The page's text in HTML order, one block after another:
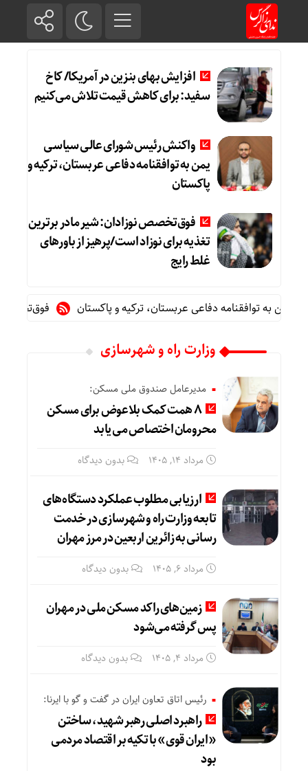
افزایش بهای بنزین در آمریکا/ کاخ
سفید: برای کاهش قیمت تلاش می‌کنیم
واکنش رئیس شورای عالی سیاسی
یمن به توافقنامه دفاعی عربستان، ترکیه و
پاکستان
فوق‌تخصص نوزادان: شیر مادر برترین
تغذیه برای نوزاد است/پرهیز از باورهای
غلط رایج
به توافقنامه دفاعی عربستان، ترکیه و پاکستان فوق‌تخصص
وزارت راه و شهرسازی
مدیرعامل صندوق ملی مسکن:
۸ همت کمک بلاعوض برای مسکن
محرومان اختصاص می یابد
مرداد ۱۴, ۱۴۰۵ بدون دیدگاه
ارزیابی مطلوب عملکرد دستگاه‌های
تابعه وزارت راه و شهرسازی در خدمت
رسانی به زائرین اربعین در مرز مهران
مرداد ۶, ۱۴۰۵ بدون دیدگاه
زمین‌های راکد مسکن ملی در مهران
پس گرفته می‌شود
مرداد ۴, ۱۴۰۵ بدون دیدگاه
رئیس اتاق تعاون ایران در گفت و گو با ایرنا:
راهبرد اصلی رهبر شهید، ساختن
«ایران قوی» با تکیه بر اقتصاد مردمی
بود